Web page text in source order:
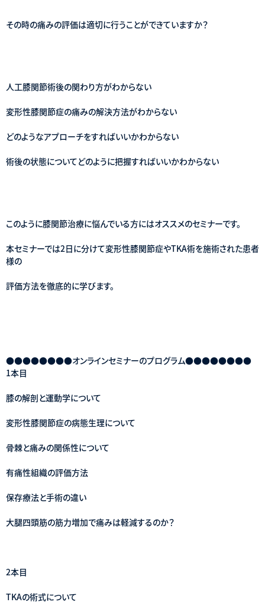
その時の痛みの評価は適切に行うことができていますか？
人工膝関節術後の関わり方がわからない
変形性膝関節症の痛みの解決方法がわからない
どのようなアプローチをすればいいかわからない
術後の状態についてどのように把握すればいいかわからない
このように膝関節治療に悩んでいる方にはオススメのセミナーです。
本セミナーでは2日に分けて変形性膝関節症やTKA術を施術された患者
様の
評価方法を徹底的に学びます。
●●●●●●●●オンラインセミナーのプログラム●●●●●●●●
1本目
膝の解剖と運動学について
変形性膝関節症の病態生理について
骨棘と痛みの関係性について
有痛性組織の評価方法
保存療法と手術の違い
大腿四頭筋の筋力増加で痛みは軽減するのか？
2本目
TKAの術式について